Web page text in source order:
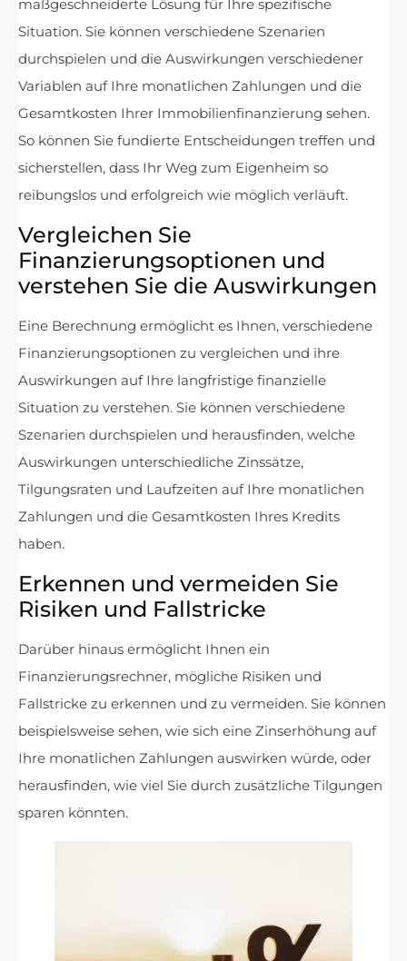
maßgeschneiderte Lösung für Ihre spezifische
Situation. Sie können verschiedene Szenarien
durchspielen und die Auswirkungen verschiedener
Variablen auf Ihre monatlichen Zahlungen und die
Gesamtkosten Ihrer Immobilienfinanzierung sehen.
So können Sie fundierte Entscheidungen treffen und
sicherstellen, dass Ihr Weg zum Eigenheim so
reibungslos und erfolgreich wie möglich verläuft.
Vergleichen Sie
Finanzierungsoptionen und
verstehen Sie die Auswirkungen
Eine Berechnung ermöglicht es Ihnen, verschiedene
Finanzierungsoptionen zu vergleichen und ihre
Auswirkungen auf Ihre langfristige finanzielle
Situation zu verstehen. Sie können verschiedene
Szenarien durchspielen und herausfinden, welche
Auswirkungen unterschiedliche Zinssätze,
Tilgungsraten und Laufzeiten auf Ihre monatlichen
Zahlungen und die Gesamtkosten Ihres Kredits
haben.
Erkennen und vermeiden Sie
Risiken und Fallstricke
Darüber hinaus ermöglicht Ihnen ein
Finanzierungsrechner, mögliche Risiken und
Fallstricke zu erkennen und zu vermeiden. Sie können
beispielsweise sehen, wie sich eine Zinserhöhung auf
Ihre monatlichen Zahlungen auswirken würde, oder
herausfinden, wie viel Sie durch zusätzliche Tilgungen
sparen könnten.